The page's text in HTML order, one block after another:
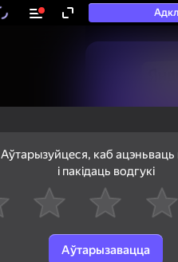
50+
Аўтарызуйцеся, каб ацэньваць
і пакідаць водгукі
Аўтарызавацца